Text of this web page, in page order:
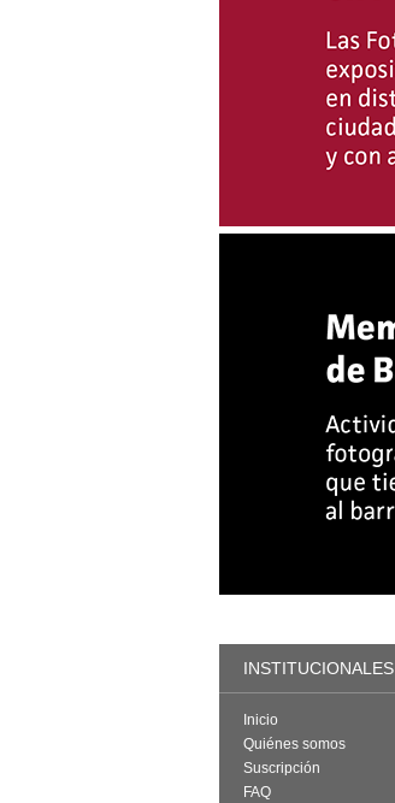
INSTITUCIONALES
Inicio
Quiénes somos
Suscripción
FAQ